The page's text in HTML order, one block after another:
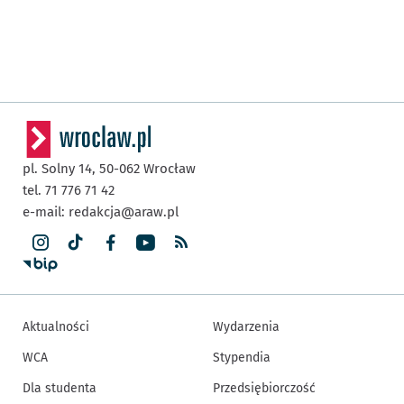
pl. Solny 14, 50-062 Wrocław
tel. 71 776 71 42
e-mail: redakcja@araw.pl
Aktualności
WCA
Dla studenta
Wydarzenia
Stypendia
Przedsiębiorczość